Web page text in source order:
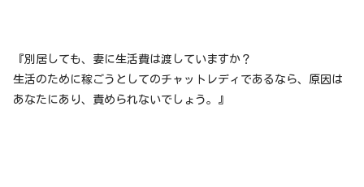
『別居しても、妻に生活費は渡していますか？
生活のために稼ごうとしてのチャットレディであるなら、原因は
あなたにあり、責められないでしょう。』